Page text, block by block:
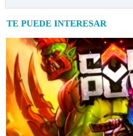
TE PUEDE INTERESAR